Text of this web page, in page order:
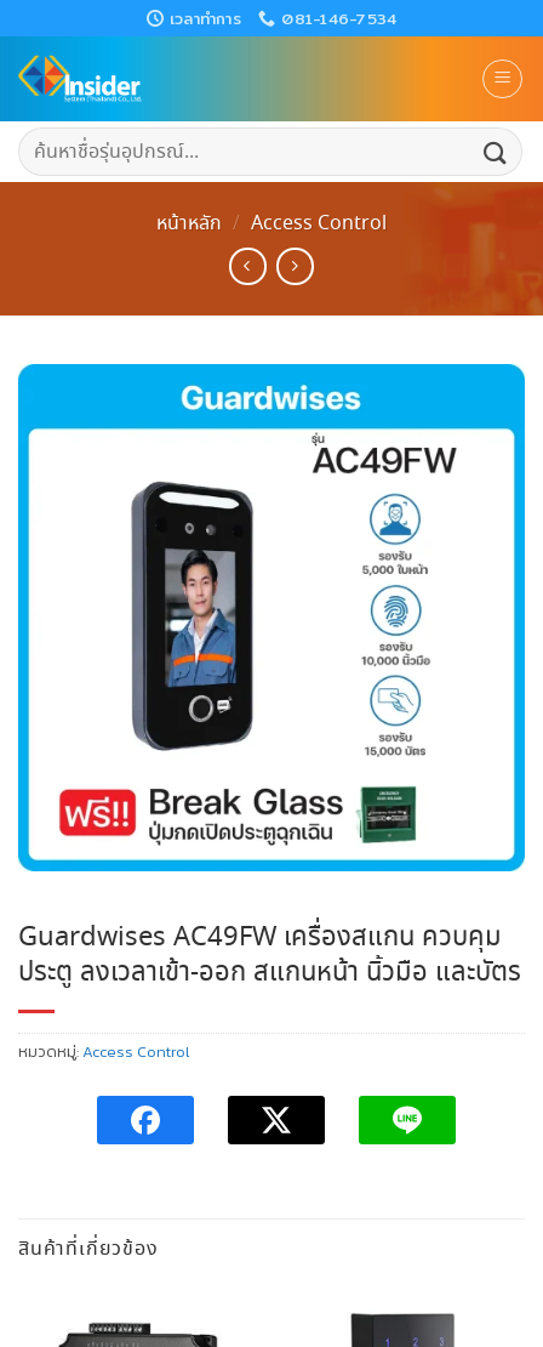
to
content
เวลาทำการ 081-146-7534
ค้นหา:
หน้าหลัก / Access Control
Guardwises AC49FW เครื่องสแกน ควบคุม
ประตู ลงเวลาเข้า-ออก สแกนหน้า นิ้วมือ และบัตร
หมวดหมู่:Access Control
สินค้าที่เกี่ยวข้อง